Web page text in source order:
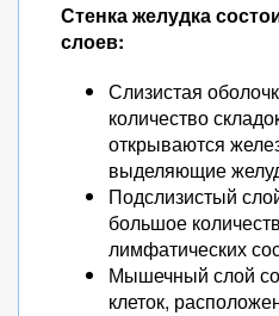
Стенка желудка
слоев:
Слизистая
количество
открываются
выделяющие
Подслизистый
большое
лимфатических
Мышечный слой
клеток,